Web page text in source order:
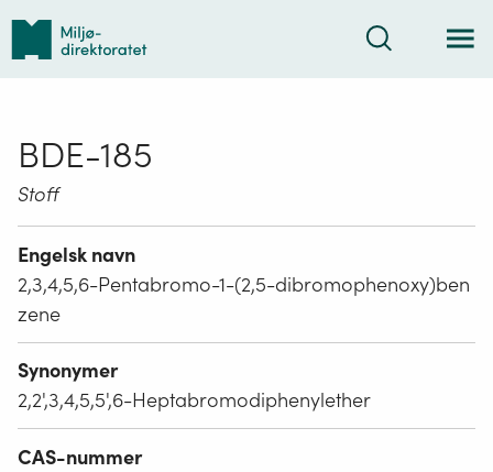
Tilbake
forsiden
Søk
BDE-185
Stoff
Engelsk navn
2,3,4,5,6-Pentabromo-1-(2,5-dibromophenoxy)ben
zene
Synonymer
2,2',3,4,5,5',6-Heptabromodiphenylether
CAS-nummer